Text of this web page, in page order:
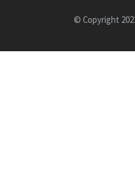
© Copyright